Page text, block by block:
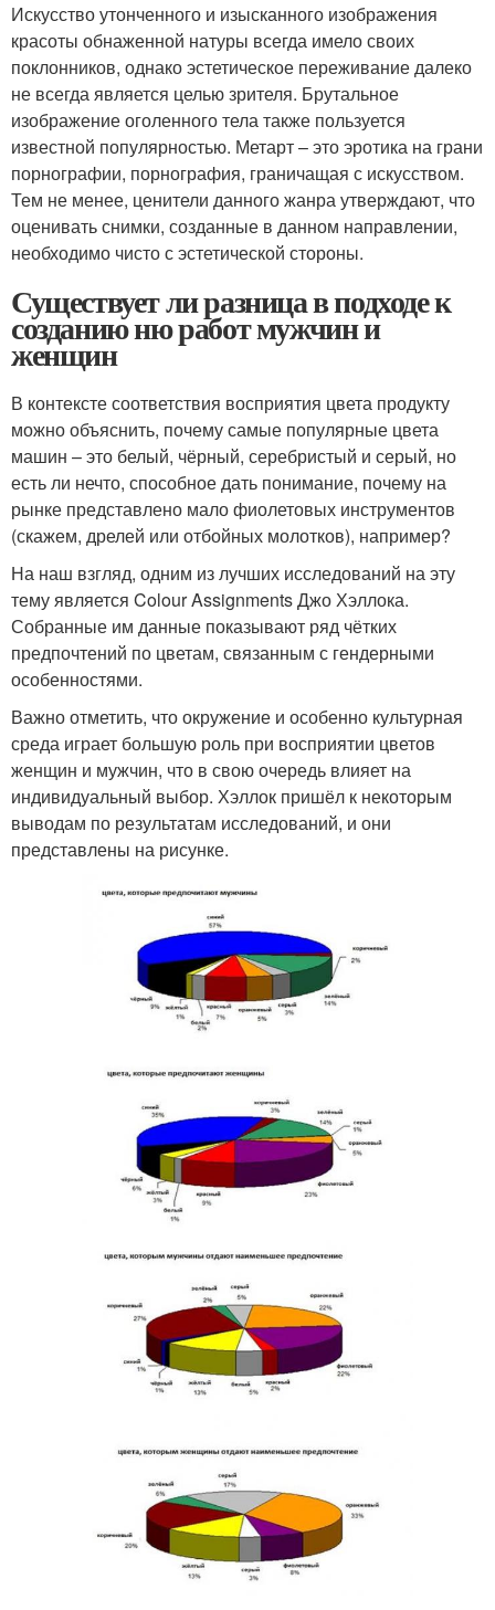
Искусство утонченного и изысканного изображения
красоты обнаженной натуры всегда имело своих
поклонников, однако эстетическое переживание далеко
не всегда является целью зрителя. Брутальное
изображение оголенного тела также пользуется
известной популярностью. Метарт – это эротика на грани
порнографии, порнография, граничащая с искусством.
Тем не менее, ценители данного жанра утверждают, что
оценивать снимки, созданные в данном направлении,
необходимо чисто с эстетической стороны.
Существует ли разница в подходе к
созданию ню работ мужчин и
женщин
В контексте соответствия восприятия цвета продукту
можно объяснить, почему самые популярные цвета
машин – это белый, чёрный, серебристый и серый, но
есть ли нечто, способное дать понимание, почему на
рынке представлено мало фиолетовых инструментов
(скажем, дрелей или отбойных молотков), например?
На наш взгляд, одним из лучших исследований на эту
тему является Colour Assignments Джо Хэллока.
Собранные им данные показывают ряд чётких
предпочтений по цветам, связанным с гендерными
особенностями.
Важно отметить, что окружение и особенно культурная
среда играет большую роль при восприятии цветов
женщин и мужчин, что в свою очередь влияет на
индивидуальный выбор. Хэллок пришёл к некоторым
выводам по результатам исследований, и они
представлены на рисунке.